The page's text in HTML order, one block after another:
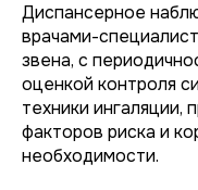
Диспансерное
врачами-
звена, с
оценкой контроля
техники ингаляции,
факторов риска и
необходимости.